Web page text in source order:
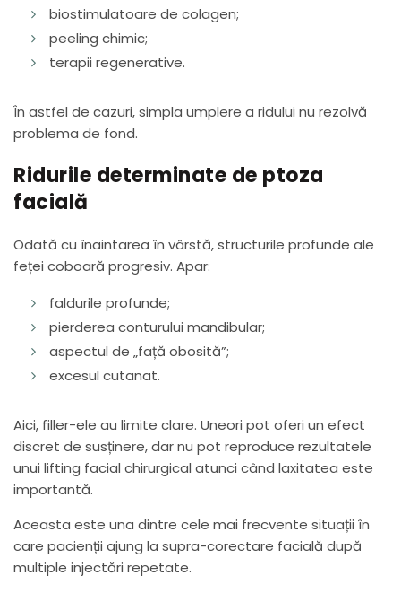
biostimulatoare de colagen;
peeling chimic;
terapii regenerative.
În astfel de cazuri, simpla umplere a ridului nu rezolvă
problema de fond.
Ridurile determinate de ptoza
facială
Odată cu înaintarea în vârstă, structurile profunde ale
feței coboară progresiv. Apar:
faldurile profunde;
pierderea conturului mandibular;
aspectul de „față obosită”;
excesul cutanat.
Aici, filler-ele au limite clare. Uneori pot oferi un efect
discret de susținere, dar nu pot reproduce rezultatele
unui lifting facial chirurgical atunci când laxitatea este
importantă.
Aceasta este una dintre cele mai frecvente situații în
care pacienții ajung la supra-corectare facială după
multiple injectări repetate.